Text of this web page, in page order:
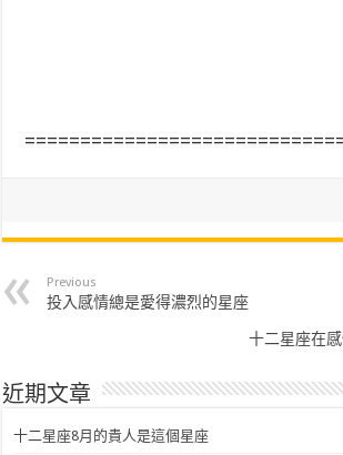
Previous
投入感情總是愛得濃烈的星座
十二星座在
近期文章
十二星座8月的貴人是這個星座